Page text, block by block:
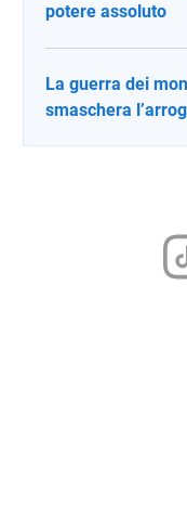
potere assoluto
La guerra dei
smaschera